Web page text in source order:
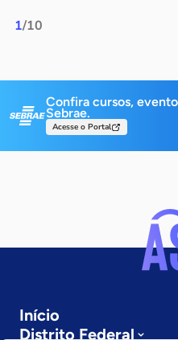
1/10
Confira cursos,
Sebrae.
Acesse o Portal
Início
Distrito Federal